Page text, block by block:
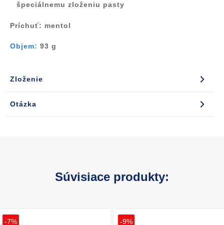
špeciálnemu zloženiu pasty
Príchuť: mentol
Objem: 93 g
Zloženie
Otázka
Súvisiace produkty:
-7% -9%